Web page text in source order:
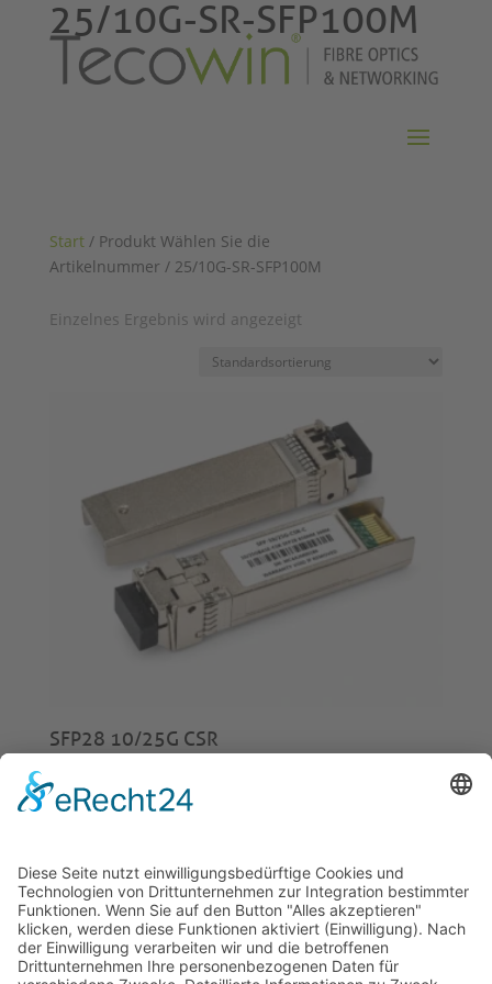
Start/ Produkt Wählen Sie die
Artikelnummer / 25/10G-SR-SFP100M
25/10G-SR-SFP100M
Einzelnes Ergebnis wird angezeigt
SFP28 10/25G CSR
€
© 2026 Tecowin GmbH |Impressum|Datenschutz
| Widerrufsrecht|AGB| Gewährleistung|RMA